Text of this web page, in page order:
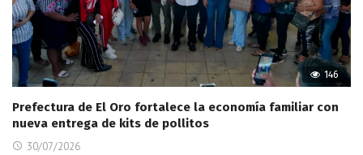
146
Prefectura de El Oro fortalece la economía familiar con
nueva entrega de kits de pollitos
30/07/2026